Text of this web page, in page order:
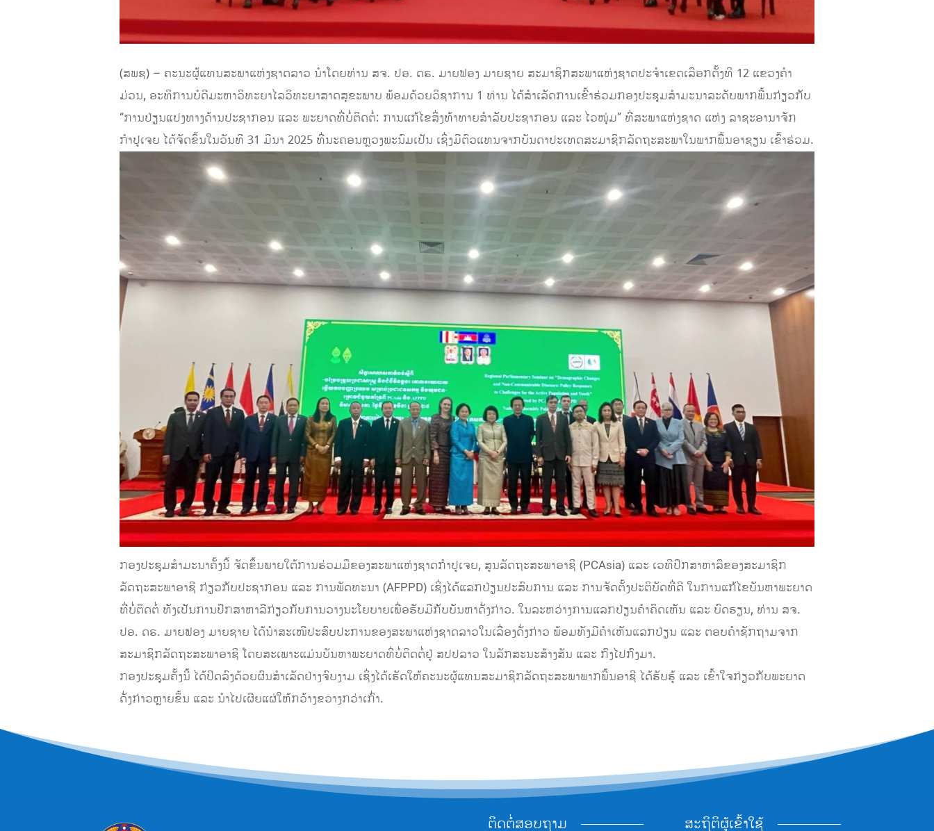
(ສພຊ) – ຄະນະຜູ້ແທນສະພາແຫ່ງຊາດລາວ ນໍາໂດຍທ່ານ ສຈ. ປອ. ດຣ. ມາຍຟອງ ມາຍຊາຍ ສະມາຊິກສະພາແຫ່ງຊາດປະຈຳເຂດເລືອກຕັ້ງທີ 12 ແຂວງຄໍາ
ມ່ວນ, ອະທິການບໍດີມະຫາວິທະຍາໄລວິທະຍາສາດສຸຂະພາບ ພ້ອມດ້ວຍວິຊາການ 1 ທ່ານ ໄດ້ສໍາເລັດການເຂົ້າຮ່ວມກອງປະຊຸມສໍາມະນາລະດັບພາກພື້ນກ່ຽວກັບ
“ການປ່ຽນແປງທາງດ້ານປະຊາກອນ ແລະ ພະຍາດທີ່ບໍ່ຕິດຕໍ່: ການແກ້ໄຂສິ່ງທ້າທາຍສຳລັບປະຊາກອນ ແລະ ໄວໜຸ່ມ” ທີ່ສະພາແຫ່ງຊາດ ແຫ່ງ ລາຊະອານາຈັກ
ກຳປູເຈຍ ໄດ້ຈັດຂຶ້ນໃນວັນທີ 31 ມີນາ 2025 ທີ່ນະຄອນຫຼວງພະນົມເປັນ ເຊິ່ງມີຕົວແທນຈາກບັນດາປະເທດສະມາຊິກລັດຖະສະພາໃນພາກພື້ນອາຊຽນ ເຂົ້າຮ່ວມ.
ກອງປະຊຸມສຳມະນາຄັ້ງນີ້ ຈັດຂຶ້ນພາຍໃຕ້ການຮ່ວມມືຂອງສະພາແຫ່ງຊາດກຳປູເຈຍ, ສູນລັດຖະສະພາອາຊີ (PCAsia) ແລະ ເວທີປຶກສາຫາລືຂອງສະມາຊິກ
ລັດຖະສະພາອາຊີ ກ່ຽວກັບປະຊາກອນ ແລະ ການພັດທະນາ (AFPPD) ເຊິ່ງໄດ້ແລກປ່ຽນປະສົບການ ແລະ ການຈັດຕັ້ງປະຕິບັດທີ່ດີ ໃນການແກ້ໄຂບັນຫາພະຍາດ
ທີ່ບໍ່ຕິດຕໍ່ ທັງເປັນການປຶກສາຫາລືກ່ຽວກັບການວາງນະໂຍບາຍເພື່ອຮັບມືກັບບັນຫາດັ່ງກ່າວ. ໃນລະຫວ່າງການແລກປ່ຽນຄຳຄິດເຫັນ ແລະ ບົດຮຽນ, ທ່ານ ສຈ.
ປອ. ດຣ. ມາຍຟອງ ມາຍຊາຍ ໄດ້ນໍາສະເໜີປະສົບປະການຂອງສະພາແຫ່ງຊາດລາວໃນເລື່ອງດັ່ງກ່າວ ພ້ອມທັງມີຄຳເຫັນແລກປ່ຽນ ແລະ ຕອບຄຳຊັກຖາມຈາກ
ສະມາຊິກລັດຖະສະພາອາຊີ ໂດຍສະເພາະແມ່ນບັນຫາພະຍາດທີ່ບໍ່ຕິດຕໍ່ຢູ່ ສປປລາວ ໃນລັກສະນະສ້າງສັນ ແລະ ກົງໄປກົງມາ.
ກອງປະຊຸມຄັ້ງນີ້ ໄດ້ປິດລົງດ້ວຍຜົນສໍາເລັດຢ່າງຈົບງາມ ເຊິ່ງໄດ້ເຮັດໃຫ້ຄະນະຜູ້ແທນສະມາຊິກລັດຖະສະພາພາກພື້ນອາຊີ ໄດ້ຮັບຮູ້ ແລະ ເຂົ້າໃຈກ່ຽວກັບພະຍາດ
ດັ່ງກ່າວຫຼາຍຂຶ້ນ ແລະ ນຳໄປເຜີຍແຜ່ໃຫ້ກວ້າງຂວາງກວ່າເກົ່າ.
ຕິດຕໍ່ສອບຖາມ ສະຖິຕິຜູ້ເຂົ້າໃຊ້